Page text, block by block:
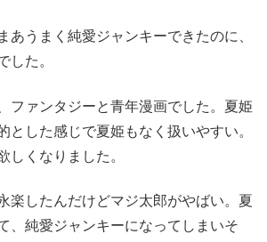
あうまく純愛ジャンキーできたのに、
した。
ファンタジーと青年漫画でした。夏姫
とした感じで夏姫もなく扱いやすい。
しくなりました。
楽したんだけどマジ太郎がやばい。夏
、純愛ジャンキーになってしまいそ